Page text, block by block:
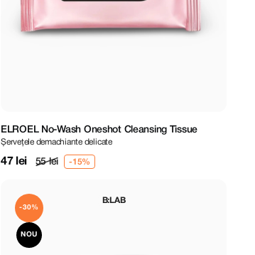
ELROEL No-Wash Oneshot Cleansing Tissue
Șervețele demachiante delicate
47 lei 55 lei
B:LAB
-30%
NOU